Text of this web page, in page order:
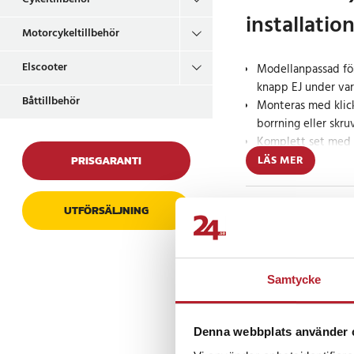
Samtycke
Denna webbplats använder
Motorcykeltillbehör
Elscooter
Båttillbehör
PRISGARANTI
UTFÖRSÄLJNING
Modellanpassad
knapp EJ under
Monteras med
borrning eller
Komplett set med
justerbar hållare
knappen placerad
varningsblinkers-
och säkert i
instrumentbrädan –
LÄS MER
Recensioner